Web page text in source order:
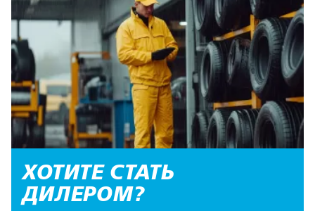
ХОТИТЕ СТАТЬ
ДИЛЕРОМ?